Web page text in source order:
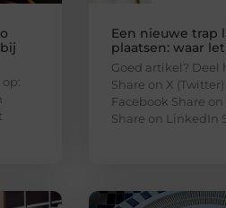
Een nieuwe trap
plaatsen: waar
Goed artikel? Deel
Share on X
Facebook Share
Share on LinkedIn